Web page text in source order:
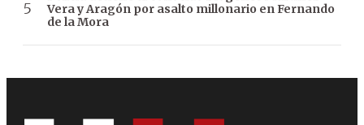
Vera y Aragón por asalto millonario en Fernando
de la Mora